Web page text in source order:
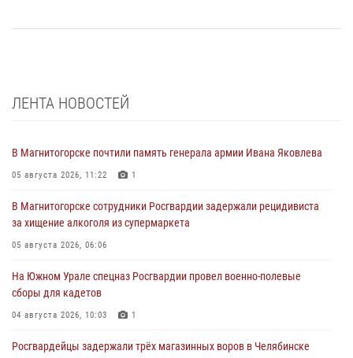
ЛЕНТА НОВОСТЕЙ
В Магнитогорске почтили память генерала армии Ивана Яковлева
05 августа 2026, 11:22 1
В Магнитогорске сотрудники Росгвардии задержали рецидивиста
за хищение алкоголя из супермаркета
05 августа 2026, 06:06
На Южном Урале спецназ Росгвардии провел военно-полевые
сборы для кадетов
04 августа 2026, 10:03 1
Росгвардейцы задержали трёх магазинных воров в Челябинске